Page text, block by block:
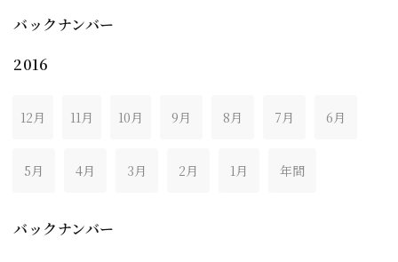
バックナンバー
2016
12月 11月 10月 9月 8月 7月 6月
5月 4月 3月 2月 1月 年間
バックナンバー